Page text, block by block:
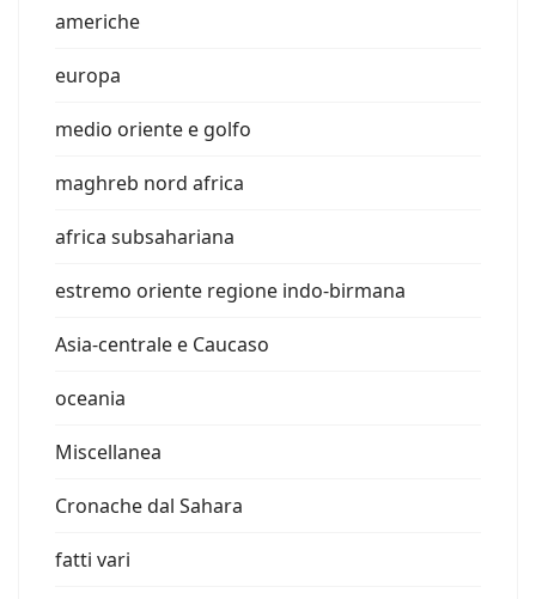
americhe
europa
medio oriente e golfo
maghreb nord africa
africa subsahariana
estremo oriente regione indo-birmana
Asia-centrale e Caucaso
oceania
Miscellanea
Cronache dal Sahara
fatti vari